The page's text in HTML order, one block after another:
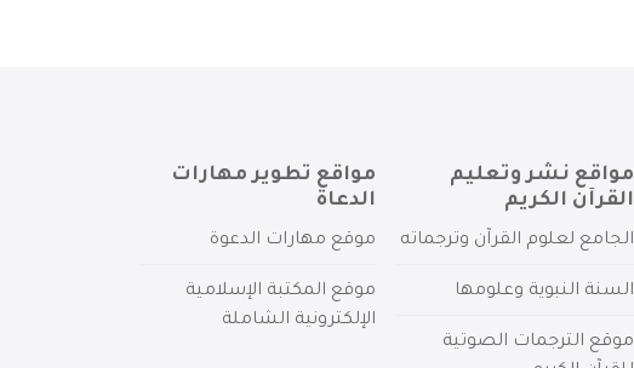
مواقع نشر وتعليم
القرآن الكريم
الجامع لعلوم القرآن وترجماته
السنة النبوية وعلومها
موقع الترجمات الصوتية
مواقع تطوير مهارات
الدعاة
موقع مهارات الدعوة
موقع المكتبة الإسلامية
الإلكترونية الشاملة